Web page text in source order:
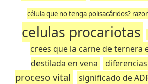
célula que no tenga polisacáridos?
celulas procariotas
crees que la carne de ternera
destilada en vena
proceso vital
significado de